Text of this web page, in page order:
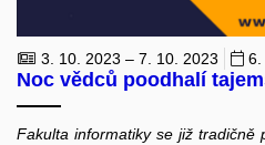
3. 10. 2023 – 7. 10. 2023 6.
Noc vědců poodhalí
Fakulta informatiky se již tradičně